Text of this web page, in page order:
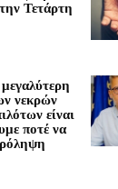
Τετάρτη
νεκρών
είναι
ποτέ να